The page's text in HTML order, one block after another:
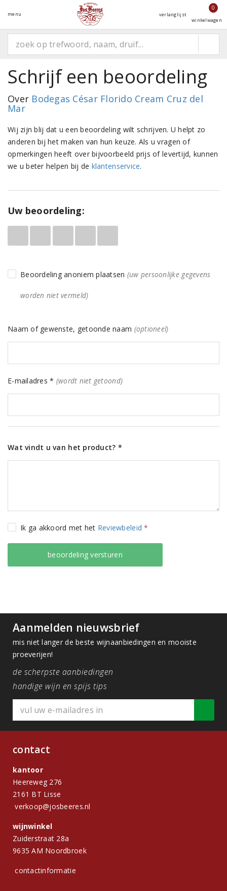
menu verlanglijst
0
winkelwagen
Schrijf een beoordeling
Over Bodegas César Florido Cream Cruz del
Mar
Wij zijn blij dat u een beoordeling wilt schrijven. U helpt zo
anderen bij het maken van hun keuze. Als u vragen of
opmerkingen heeft over bijvoorbeeld prijs of levertijd, kunnen
we u beter helpen bij de klantenservice.
Uw beoordeling:
Beoordeling anoniem plaatsen (uw persoonlijke gegevens
worden niet vermeld)
Naam of gewenste, getoonde naam (optioneel)
E-mailadres * (wordt niet getoond)
Wat vindt u van het product? *
Ik ga akkoord met het Reviewbeleid *
Aanmelden nieuwsbrief
mis niet langer de beste wijnaanbiedingen en mooiste
proeverijen!
de scherpste aanbiedingen
handige wijn en spijs tips
contact
kantoor
Heereweg 276
2161 BT Lisse
verkoop@josbeeres.nl
wijnwinkel
Zuiderstraat 28a
9635 AM Noordbroek
contactinformatie